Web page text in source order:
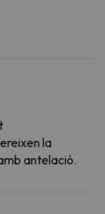
la
antelació.